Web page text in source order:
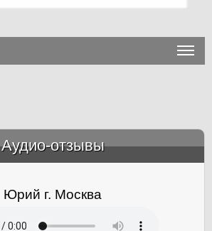
Аудио-отзывы
Юрий г. Москва